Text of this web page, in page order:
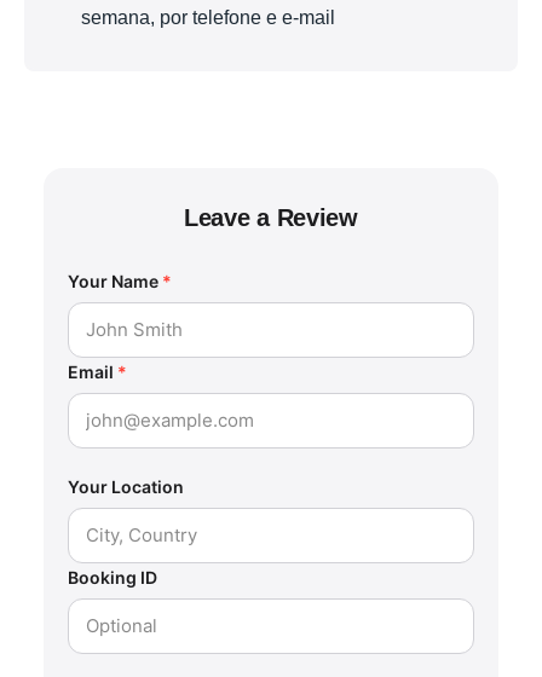
semana, por telefone e e-mail
Leave a Review
Your Name *
Email *
Your Location
Booking ID